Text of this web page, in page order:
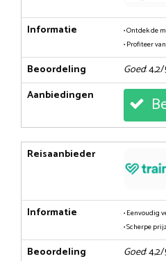
Informatie
• Ontdek de
• Profiteer
Beoordeling Goed:
Aanbiedingen
Reisaanbieder
Informatie
• Eenvoudig
• Scherpe
Beoordeling Goed: